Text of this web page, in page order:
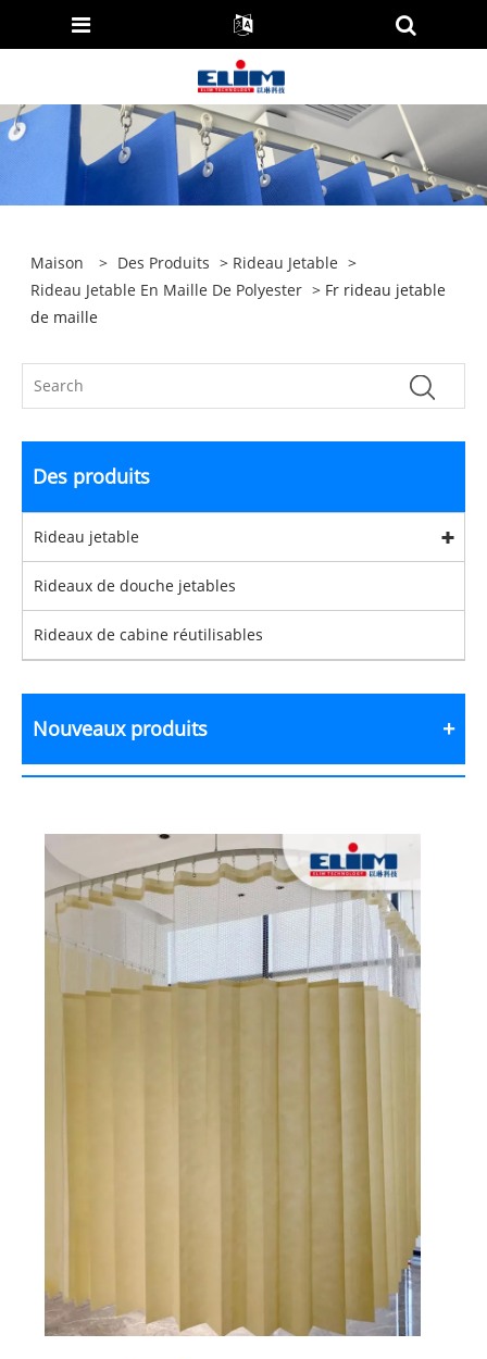
Maison > Des Produits > Rideau Jetable >
Rideau Jetable En Maille De Polyester > Fr rideau jetable
de maille
Des produits
Rideau jetable
Rideaux de douche jetables
Rideaux de cabine réutilisables
Nouveaux produits